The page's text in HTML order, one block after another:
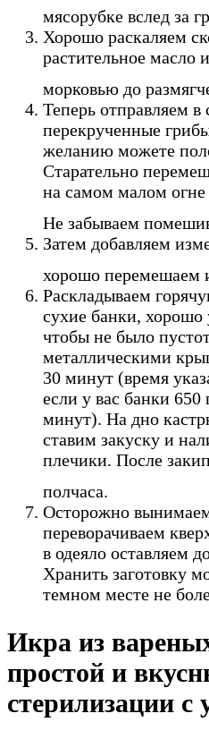
мясорубке вслед за
Хорошо раскаляем
растительное масло
морковью до
Теперь отправляем в
перекрученные
желанию можете
Старательно
на самом малом
Не забываем
Затем добавляем
хорошо перемешаем
Раскладываем
сухие банки,
чтобы не было
металлическими
30 минут (время
если у вас банки 650
минут). На дно
ставим закуску и
плечики. После
полчаса.
Осторожно
переворачиваем
в одеяло оставляем
Хранить заготовку
темном месте не
Икра из
простой и
стерилизации с